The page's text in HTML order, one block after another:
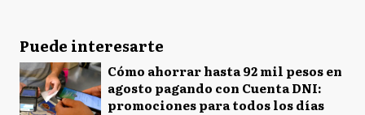
Puede interesarte
Cómo ahorrar hasta 92 mil pesos en
agosto pagando con Cuenta DNI:
promociones para todos los días